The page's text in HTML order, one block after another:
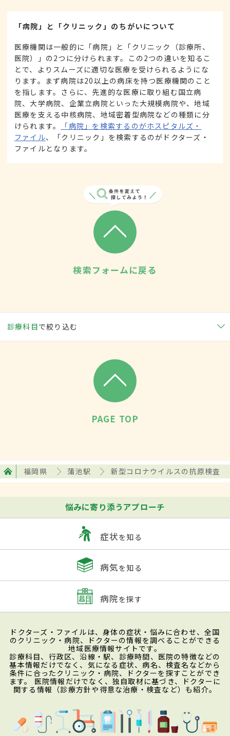
「病院」と「クリニック」のちがいについて
医療機関は一般的に「病院」と「クリニック（診療所、
医院）」の2つに分けられます。この2つの違いを知るこ
とで、よりスムーズに適切な医療を受けられるようにな
ります。まず病院は20以上の病床を持つ医療機関のこと
を指します。さらに、先進的な医療に取り組む国立病
院、大学病院、企業立病院といった大規模病院や、地域
医療を支える中核病院、地域密着型病院などの種類に分
けられます。
「病院」を検索するのがホスピタルズ・
ファイル、「クリニック」を検索するのがドクターズ・
ファイルとなります。
検索フォームに戻る
診療科目で絞り込む
PAGE TOP
福岡県 蒲池駅 新型コロナウイルスの抗原検査
悩みに寄り添うアプローチ
症状を知る
病気を知る
病院を探す
ドクターズ・ファイルは、身体の症状・悩みに合わせ、全国
のクリニック・病院、ドクターの情報を調べることができる
地域医療情報サイトです。
診療科目、行政区、沿線・駅、診療時間、医院の特徴などの
基本情報だけでなく、気になる症状、病名、検査名などから
条件に合ったクリニック・病院、ドクターを探すことができ
ます。 医院情報だけでなく、独自取材に基づき、ドクターに
関する情報（診療方針や得意な治療・検査など）も紹介。